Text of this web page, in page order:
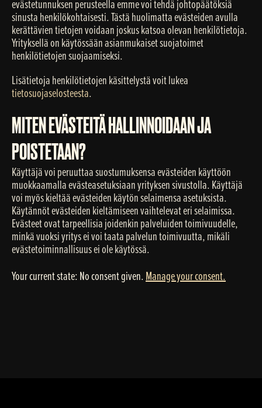
evästetunnuksen perusteella emme voi tehdä johtopäätöksiä
sinusta henkilökohtaisesti. Tästä huolimatta evästeiden avulla
kerättävien tietojen voidaan joskus katsoa olevan henkilötietoja.
Yrityksellä on käytössään asianmukaiset suojatoimet
henkilötietojen suojaamiseksi.
Lisätietoja henkilötietojen käsittelystä voit lukea
tietosuojaselosteesta.
MITEN EVÄSTEITÄ HALLINNOIDAAN JA
POISTETAAN?
Käyttäjä voi peruuttaa suostumuksensa evästeiden käyttöön
muokkaamalla evästeasetuksiaan yrityksen sivustolla. Käyttäjä
voi myös kieltää evästeiden käytön selaimensa asetuksista.
Käytännöt evästeiden kieltämiseen vaihtelevat eri selaimissa.
Evästeet ovat tarpeellisia joidenkin palveluiden toimivuudelle,
minkä vuoksi yritys ei voi taata palvelun toimivuutta, mikäli
evästetoiminnallisuus ei ole käytössä.
Your current state: No consent given.Manage your consent.